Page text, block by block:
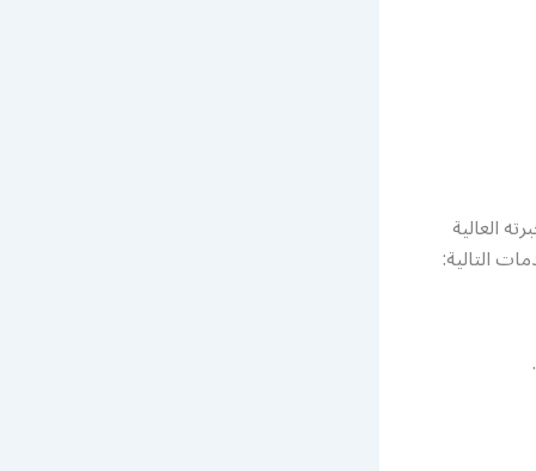
العالية
التالية: